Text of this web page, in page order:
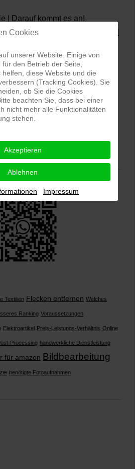
| Darauf kommt es an!
mit transparentem Hintergrund
und Bildbearbeitung in
Rezensionen (Stand
|Bewertung abgeben
Textilien Flecken entfernen Welches
Ranking Voraussetzungen
Elektroartikel Preis-Leistungs-Verhältnis Online
Processing handwerkliche Dienstleistung
für amazon Bildbearbeitung
benötigte Fotoaufnahmen
Cookies
unserer Website. Einige von
den Betrieb der Seite,
diese Website und die
(Tracking Cookies). Sie
ob Sie die Cookies
beachten Sie, dass bei einer
nicht mehr alle Funktionalitäten
stehen.
Akzeptieren
Ablehnen
Impressum